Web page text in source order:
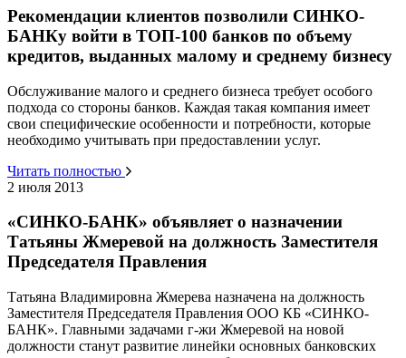
Рекомендации клиентов позволили СИНКО-
БАНКу войти в ТОП-100 банков по объему
кредитов, выданных малому и среднему бизнесу
Обслуживание малого и среднего бизнеса требует особого
подхода со стороны банков. Каждая такая компания имеет
свои специфические особенности и потребности, которые
необходимо учитывать при предоставлении услуг.
Читать полностью
2 июля 2013
«СИНКО-БАНК» объявляет о назначении
Татьяны Жмеревой на должность Заместителя
Председателя Правления
Татьяна Владимировна Жмерева назначена на должность
Заместителя Председателя Правления ООО КБ «СИНКО-
БАНК». Главными задачами г-жи Жмеревой на новой
должности станут развитие линейки основных банковских